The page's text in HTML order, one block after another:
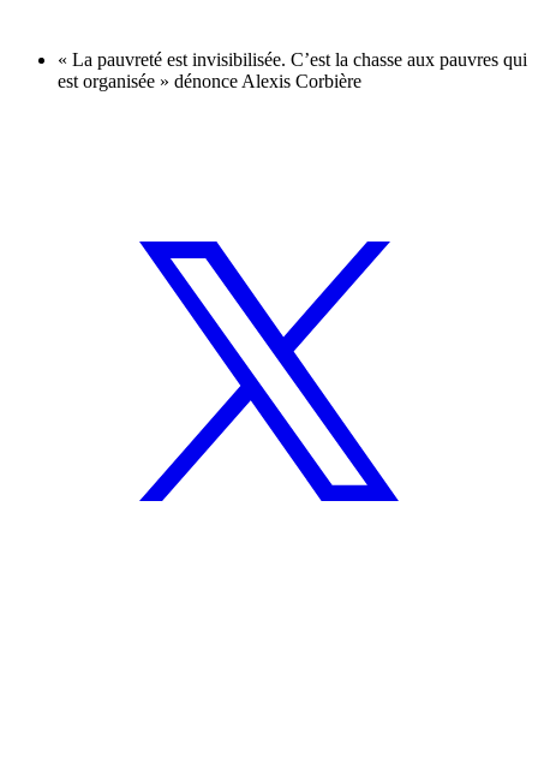
« La pauvreté est invisibilisée. C’est la chasse aux pauvres qui
est organisée » dénonce Alexis Corbière